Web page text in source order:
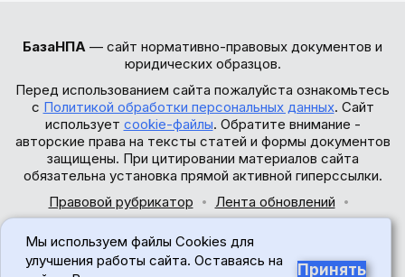
БазаНПА — сайт нормативно-правовых документов и
юридических образцов.
Перед использованием сайта пожалуйста ознакомьтесь
с Политикой обработки персональных данных. Сайт
использует cookie-файлы. Обратите внимание -
авторские права на тексты статей и формы документов
защищены. При цитировании материалов сайта
обязательна установка прямой активной гиперссылки.
Правовой рубрикатор
Лента обновлений
© 2017-2026
Мы используем файлы Cookies для
улучшения работы сайта. Оставаясь на
Принять